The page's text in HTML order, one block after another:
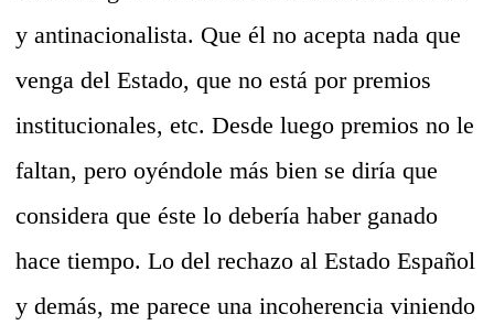
y antinacionalista. Que él no acepta nada que
venga del Estado, que no está por premios
institucionales, etc. Desde luego premios no le
faltan, pero oyéndole más bien se diría que
considera que éste lo debería haber ganado
hace tiempo. Lo del rechazo al Estado Español
y demás, me parece una incoherencia viniendo